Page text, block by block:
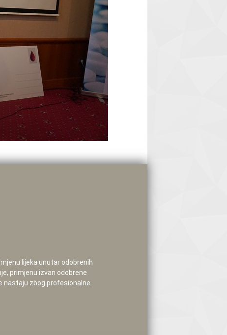
lijeka unutar odobrenih
primjenu izvan odobrene
nastaju zbog profesionalne